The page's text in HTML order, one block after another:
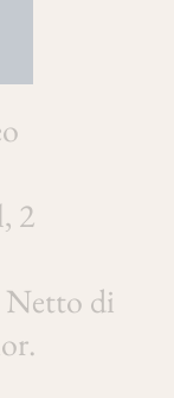
2
Netto di